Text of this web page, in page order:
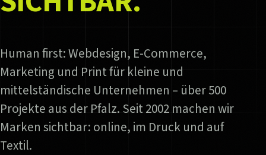
Human first: Webdesign, E-Commerce,
Marketing und Print für kleine und
mittelständische Unternehmen – über 500
Projekte aus der Pfalz. Seit 2002 machen wir
Marken sichtbar: online, im Druck und auf
Textil.